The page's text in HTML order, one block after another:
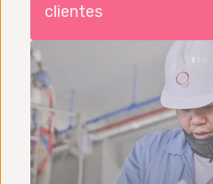
clientes